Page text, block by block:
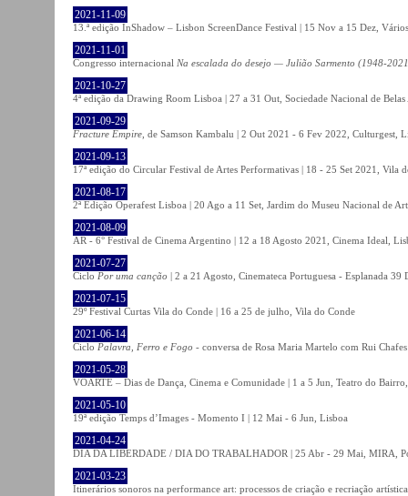
2021-11-09
13.ª edição InShadow – Lisbon ScreenDance Festival | 15 Nov a 15 Dez,
2021-11-01
Congresso internacional Na escalada do desejo — Julião Sarmento (1948-
2021-10-27
4ª edição da Drawing Room Lisboa | 27 a 31 Out, Sociedade Nacional de
2021-09-29
Fracture Empire , de Samson Kambalu | 2 Out 2021 - 6 Fev 2022, Culturgest,
2021-09-13
17ª edição do Circular Festival de Artes Performativas | 18 - 25 Set 2021, Vila
2021-08-17
2ª Edição Operafest Lisboa | 20 Ago a 11 Set, Jardim do Museu Nacional de
2021-08-09
AR - 6° Festival de Cinema Argentino | 12 a 18 Agosto 2021, Cinema Ideal,
2021-07-27
Ciclo Por uma canção | 2 a 21 Agosto, Cinemateca Portuguesa - Esplanada 39
2021-07-15
29º Festival Curtas Vila do Conde | 16 a 25 de julho, Vila do Conde
2021-06-14
Ciclo Palavra, Ferro e Fogo - conversa de Rosa Maria Martelo com Rui
2021-05-28
VOARTE – Dias de Dança, Cinema e Comunidade | 1 a 5 Jun, Teatro do
2021-05-10
19ª edição Temps d’Images - Momento I | 12 Mai - 6 Jun, Lisboa
2021-04-24
DIA DA LIBERDADE / DIA DO TRABALHADOR | 25 Abr - 29 Mai, MIRA,
2021-03-23
Itinerários sonoros na performance art: processos de criação e recriação